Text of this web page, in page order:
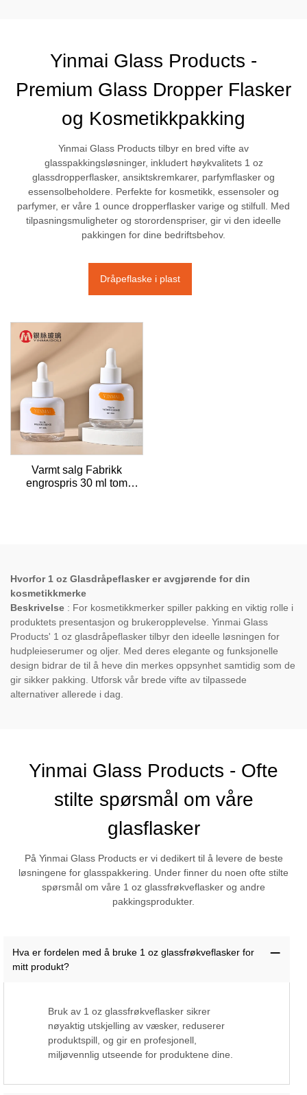
Yinmai Glass Products -
Premium Glass Dropper Flasker
og Kosmetikkpakking
Yinmai Glass Products tilbyr en bred vifte av
glasspakkingsløsninger, inkludert høykvalitets 1 oz
glassdropperflasker, ansiktskremkarer, parfymflasker og
essensolbeholdere. Perfekte for kosmetikk, essensoler og
parfymer, er våre 1 ounce dropperflasker varige og stilfull. Med
tilpasningsmuligheter og storordenspriser, gir vi den ideelle
pakkingen for dine bedriftsbehov.
Dråpeflaske i plast
Varmt salg Fabrikk
engrospris 30 ml tom
Hvorfor 1 oz Glasdråpeflasker er avgjørende for din
kosmetikkmerke
Beskrivelse : For kosmetikkmerker spiller pakking en viktig rolle i
produktets presentasjon og brukeropplevelse. Yinmai Glass
Products' 1 oz glasdråpeflasker tilbyr den ideelle løsningen for
hudpleieserumer og oljer. Med deres elegante og funksjonelle
design bidrar de til å heve din merkes oppsynhet samtidig som de
gir sikker pakking. Utforsk vår brede vifte av tilpassede
alternativer allerede i dag.
Yinmai Glass Products - Ofte
stilte spørsmål om våre
glasflasker
På Yinmai Glass Products er vi dedikert til å levere de beste
løsningene for glasspakkering. Under finner du noen ofte stilte
spørsmål om våre 1 oz glassfrøkveflasker og andre
pakkingsprodukter.
Hva er fordelen med å bruke 1 oz glassfrøkveflasker for
mitt produkt?
Bruk av 1 oz glassfrøkveflasker sikrer
nøyaktig utskjelling av væsker, reduserer
produktspill, og gir en profesjonell,
miljøvennlig utseende for produktene dine.